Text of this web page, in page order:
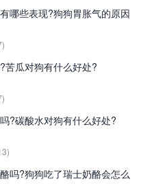
哪些表现?狗狗胃胀气的原因
苦瓜对狗有什么好处?
?碳酸水对狗有什么好处?
吗?狗狗吃了瑞士奶酪会怎么